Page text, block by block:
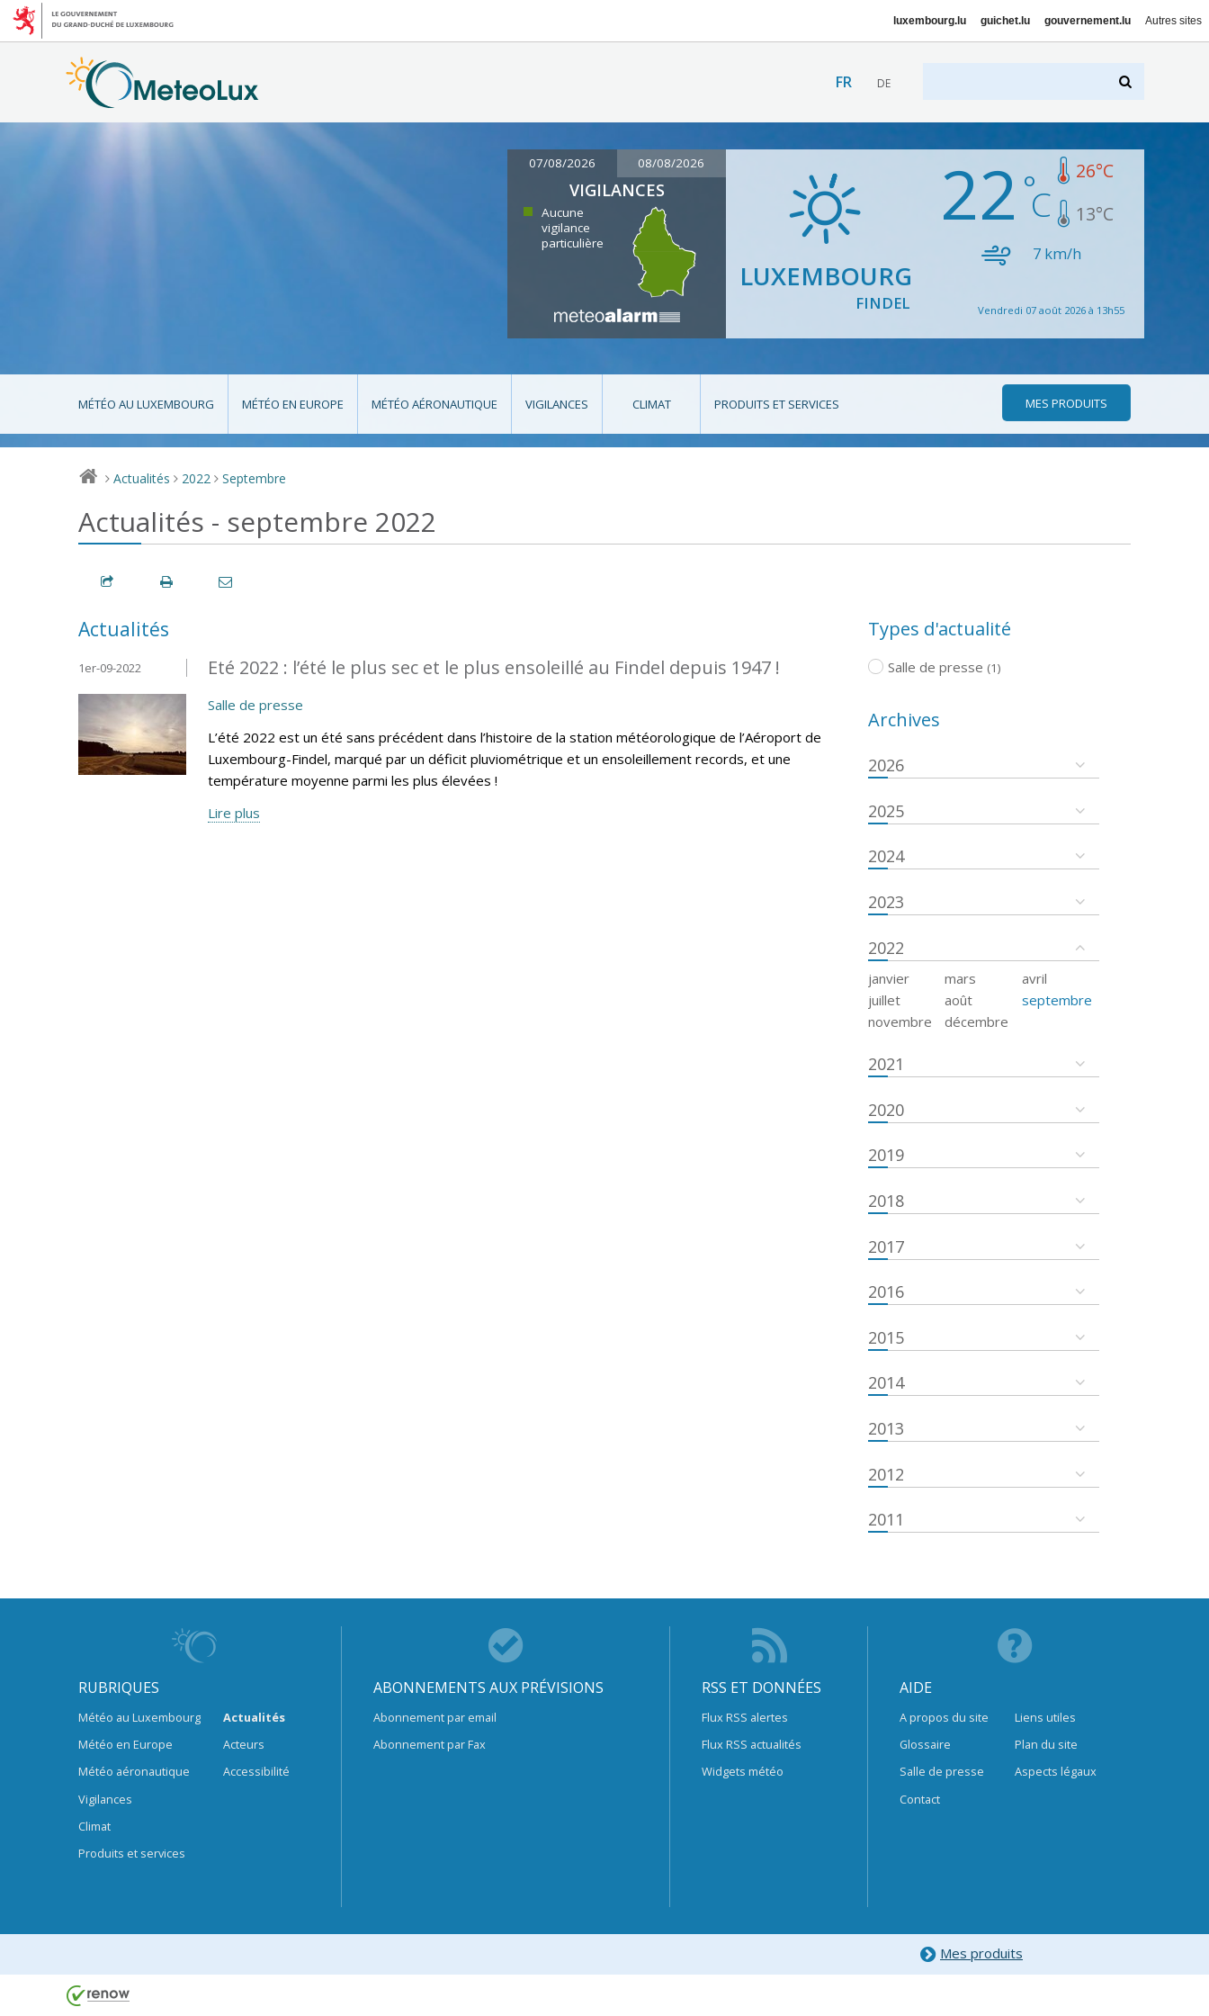
luxembourg.lu guichet.lu gouvernement.lu Autres sites
FR DE
07/08/2026 08/08/2026
VIGILANCES
Aucune
vigilance
particulière
LUXEMBOURG
FINDEL
22 26°C
13°C
7 km/h
Vendredi 07 août 2026 à 13h55
MÉTÉO AU LUXEMBOURG MÉTÉO EN EUROPE MÉTÉO AÉRONAUTIQUE VIGILANCES CLIMAT PRODUITS ET SERVICES MES PRODUITS
> Actualités > 2022 > Septembre
Actualités - septembre 2022
Actualités
Eté 2022 : l’été le plus sec et le plus ensoleillé au Findel depuis 1947 !
1er-09-2022
Salle de presse
L’été 2022 est un été sans précédent dans l’histoire de la station météorologique de l’Aéroport de
Luxembourg-Findel, marqué par un déficit pluviométrique et un ensoleillement records, et une
température moyenne parmi les plus élevées !
Lire plus
Types d'actualité
Salle de presse (1)
Archives
2026
2025
2024
2023
2022
janvier mars
avril
juillet
août
septembre
novembre
décembre
2021
2020
2019
2018
2017
2016
2015
2014
2013
2012
2011
RUBRIQUES
Météo au Luxembourg
Météo en Europe
Météo aéronautique
Vigilances
Climat
Produits et services
Actualités
Acteurs
Accessibilité
ABONNEMENTS AUX PRÉVISIONS
Abonnement par email
Abonnement par Fax
RSS ET DONNÉES
Flux RSS alertes
Flux RSS actualités
Widgets météo
AIDE
A propos du site
Glossaire
Salle de presse
Contact
Liens utiles
Plan du site
Aspects légaux
Mes produits